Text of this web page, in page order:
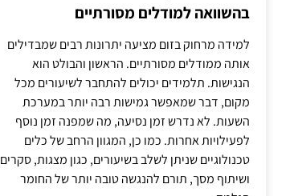
בהשוואה למודלים מסורתיים
למידה מרחוק בזום מציעה יתרונות רבים שמבדילים
אותה ממודלים מסורתיים. הראשון והבולט הוא
הנגישות. תלמידים יכולים להתחבר לשיעורים מכל
מקום, דבר שמאפשר גמישות רבה יותר במערכת
השעות. לא נדרש זמן נסיעה, מה שמפנה זמן נוסף
לפעילויות אחרות. כמו כן, המגוון הרחב של כלים
טכנולוגיים שניתן לשלב בשיעורים, כגון מצגות, סקרים
ושיתוף מסך, תורם להנגשה טובה יותר של החומר